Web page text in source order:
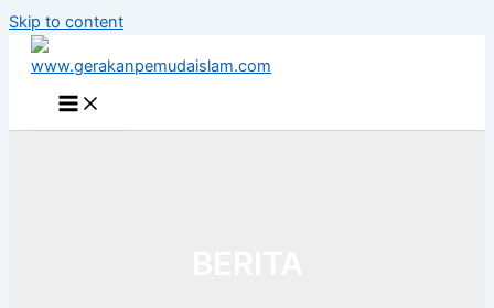
Skip to content